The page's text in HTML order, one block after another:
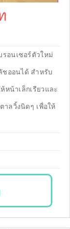
รอนเซอร์ตัวใหม่
ชออนได้ สำหรับ
น้าเล็กเรียวและ
าลวิ้งนิดๆ เพื่อให้